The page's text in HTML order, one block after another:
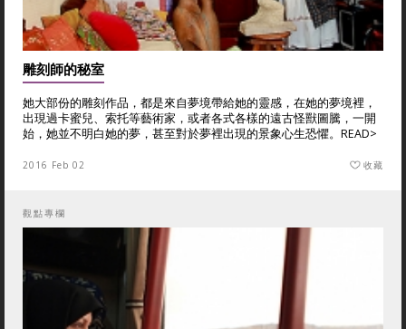
雕刻師的秘室
她大部份的雕刻作品，都是來自夢境帶給她的靈感，在她的夢境裡，
出現過卡蜜兒、索托等藝術家，或者各式各樣的遠古怪獸圖騰，一開
始，她並不明白她的夢，甚至對於夢裡出現的景象心生恐懼。 READ>
2016 Feb 02 收藏
觀點專欄